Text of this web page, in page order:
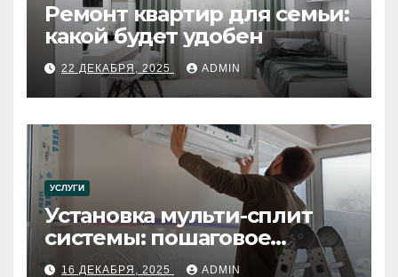
Ремонт квартир для семьи:
какой будет удобен
22 ДЕКАБРЯ, 2025 ADMIN
УСЛУГИ
Установка мульти-сплит
системы: пошаговое
руководство
16 ДЕКАБРЯ, 2025 ADMIN